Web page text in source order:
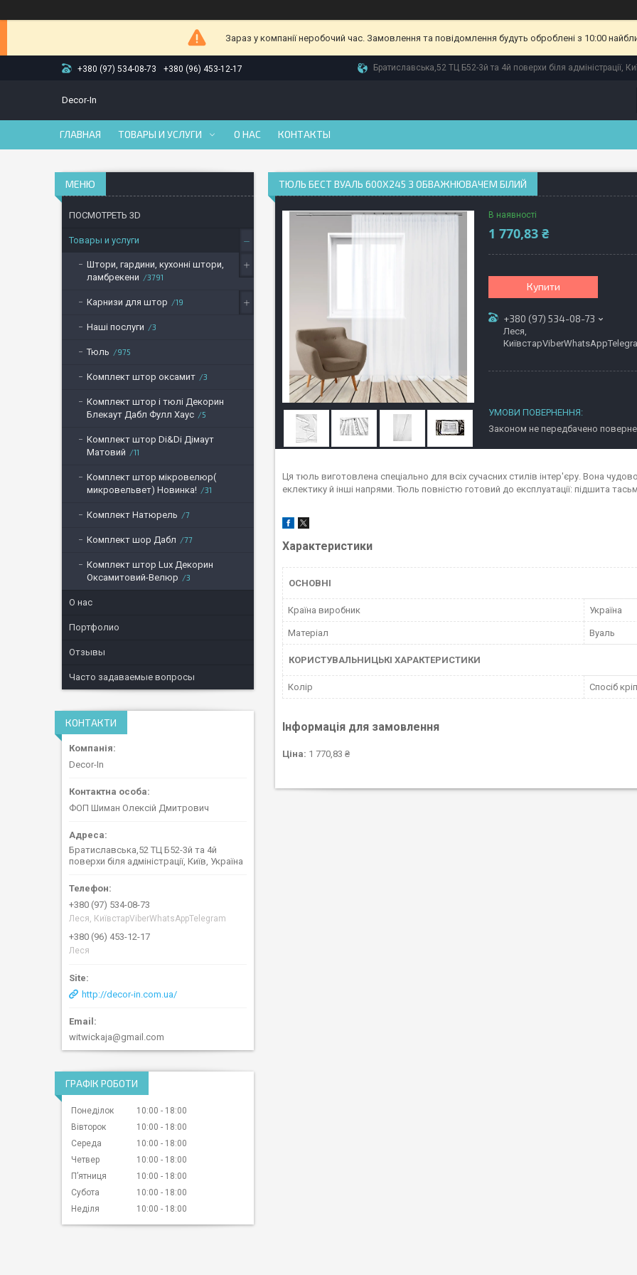
Зараз у компанії неробочий час. Замовлення та повідомлення будуть оброблені з 10:00
+380 (97) 534-08-73 +380 (96) 453-12-17 Братиславська,52 ТЦ Б52-3й та 4й поверхи біля адміністрації,
Decor-In
ГЛАВНАЯ ТОВАРЫ И УСЛУГИ О НАС КОНТАКТЫ
ТЮЛЬ БЕСТ ВУАЛЬ 600Х245 З ОБВАЖНЮВАЧЕМ БІЛИЙ
В наявності
1 770,83 ₴
Купити
+380 (97) 534-08-73
Леся,
Законом не передбачено
Ця тюль виготовлена спеціально для всіх сучасних стилів інтер'єру. Вона
еклектику й інші напрями. Тюль повністю готовий до експлуатації: підшита
Характеристики
ОСНОВНІ
Країна виробник Україна
Матеріал Вуаль
КОРИСТУВАЛЬНИЦЬКІ ХАРАКТЕРИСТИКИ
Колір Спосіб
Інформація для замовлення
Ціна: 1 770,83 ₴
ПОСМОТРЕТЬ 3D
Товары и услуги
Штори, гардини, кухонні штори,
ламбрекени
3791
Карнизи для штор 19
Наші послуги 3
Тюль 975
Комплект штор оксамит 3
Комплект штор і тюлі Декорин
Блекаут Дабл Фулл Хаус
5
Комплект штор Di&Di Дімаут
Матовий
11
Комплект штор мікровелюр(
микровельвет) Новинка!
31
Комплект Натюрель 7
Комплект шор Дабл 77
Комплект штор Lux Декорин
Оксамитовий-Велюр
3
О нас
Портфолио
Отзывы
Часто задаваемые вопросы
КОНТАКТИ
Decor-In
ФОП Шиман Олексій Дмитрович
Братиславська,52 ТЦ Б52-3й та 4й
поверхи біля адміністрації, Київ, Україна
+380 (97) 534-08-73
Леся, КиївстарViberWhatsAppTelegram
+380 (96) 453-12-17
Леся
http://decor-in.com.ua/
witwickaja@gmail.com
ГРАФІК РОБОТИ
Понеділок 10:00
18:00
Вівторок
10:00
18:00
Середа
10:00
18:00
Четвер
10:00
18:00
Пʼятниця
10:00
18:00
Субота
10:00
18:00
Неділя
10:00 18:00